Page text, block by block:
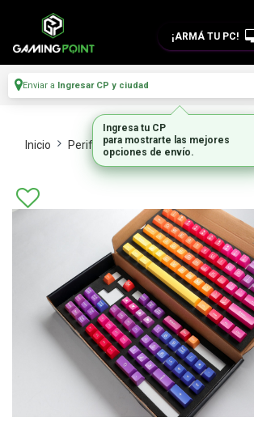
¡ARMÁ TU PC!
Enviar a Ingresar CP y ciudad
Inicio Perifericos Teclados
Ingresa tu CP
para mostrarte las mejores
opciones de envío.